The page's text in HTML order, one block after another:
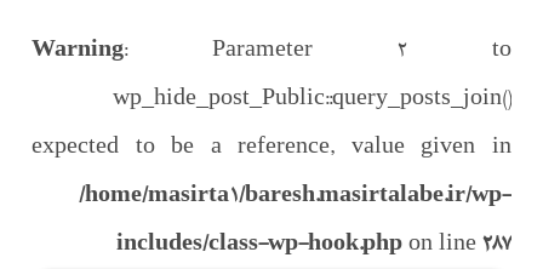
Warning: Parameter 2 to
wp_hide_post_Public::query_posts_join()
expected to be a reference, value given in
/home/masirta1/baresh.masirtalabe.ir/wp-
includes/class-wp-hook.phpon line 287